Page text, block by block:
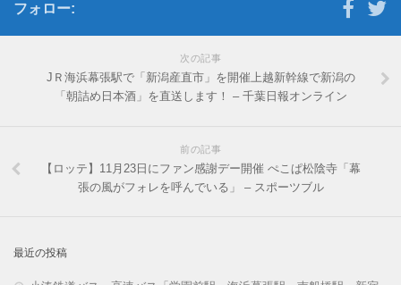
フォロー:
次の記事
JＲ海浜幕張駅で「新潟産直市」を開催上越新幹線で新潟の
「朝詰め日本酒」を直送します！ – 千葉日報オンライン
前の記事
【ロッテ】11月23日にファン感謝デー開催 ぺこぱ松陰寺「幕
張の風がフォレを呼んでいる」 – スポーツブル
最近の投稿